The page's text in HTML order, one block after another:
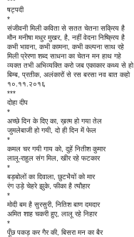
षट्पदी
*
संजीवनी मिली कविता से सतत चेतना सक्रिय है
मौन मनीषा मधुर मुखर, है, नहीं वेदना निष्क्रिय है
कभी भावना, कभी कामना, कभी कल्पना साथ रहे
मिली प्रेरणा शब्द साधना का चेतन मन हाथ गहे
व्यक्त तभी अभिव्यक्ति करो जब एकाकार कथ्य से हो
बिम्ब, प्रतीक, अलंकारों से रस बरसा नव बात कहो
१०.११.२०१६
***
दोहा दीप
*
अच्छे दिन के दिए का, ख़त्म हो गया तेल
जुमलेबाजी हो गयी, दो ही दिन में फेल
*
कमल चर गयी गाय को, दुहें नितीश कुमार
लालू-राहुल संग मिल, खीर रहे फटकार
*
बड़बोलों का दिवाला, छुटभैयों को मार
रंग उड़े चेहरे झुके, फीका है त्यौहार
*
मोदी बम है सुरसुरी, नितिश बाण दमदार
अमित शाह चकरी हुए, लालू रहे निहार
*
पूँछ पकड़ कर गैर की, बिसरा मन का बैर